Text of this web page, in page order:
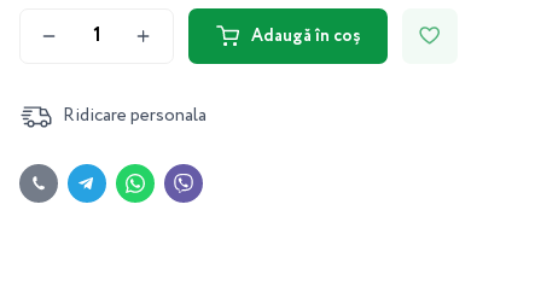
Adaugă în coș
Ridicare personala